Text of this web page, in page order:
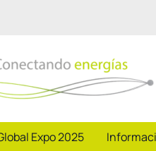
Expo 2025